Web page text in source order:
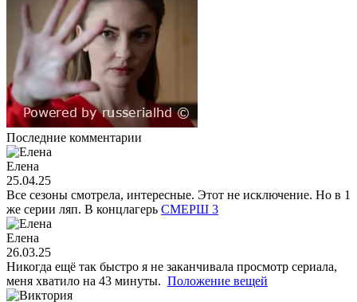
Последние комментарии
Елена
25.04.25
Все сезоны смотрела, интересные. Этот не исключение. Но в 1
же серии ляп. В концлагерь СМЕРШ 3
Елена
26.03.25
Никогда ещё так быстро я не заканчивала просмотр сериала,
меня хватило на 43 минуты. Положение вещей